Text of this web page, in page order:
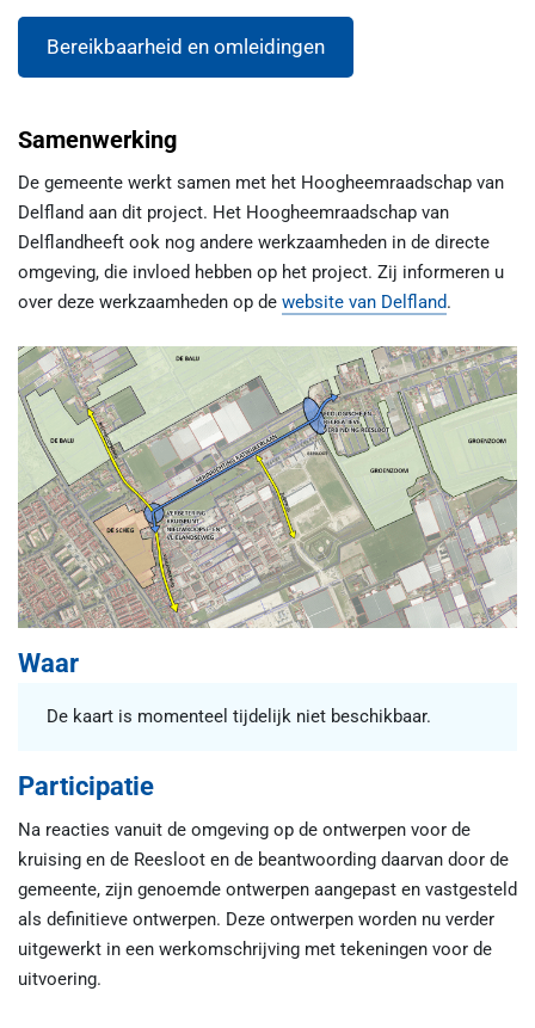
Bereikbaarheid en omleidingen
Samenwerking
De gemeente werkt samen met het Hoogheemraadschap van
Delfland aan dit project. Het Hoogheemraadschap van
Delflandheeft ook nog andere werkzaamheden in de directe
omgeving, die invloed hebben op het project. Zij informeren u
over deze werkzaamheden op de website van Delfland.
Waar
De kaart is momenteel tijdelijk niet beschikbaar.
Participatie
Na reacties vanuit de omgeving op de ontwerpen voor de
kruising en de Reesloot en de beantwoording daarvan door de
gemeente, zijn genoemde ontwerpen aangepast en vastgesteld
als definitieve ontwerpen. Deze ontwerpen worden nu verder
uitgewerkt in een werkomschrijving met tekeningen voor de
uitvoering.